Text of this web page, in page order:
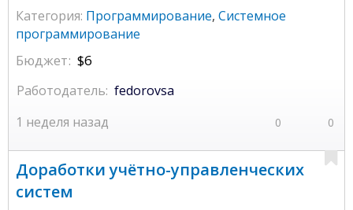
Категория: Программирование, Системное
программирование
Бюджет: $6
0 0
1 неделя назад
Работодатель: fedorovsa
Доработки учётно-управленческих
систем